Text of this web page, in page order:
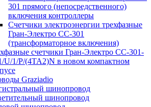
301 прямого (непосредственного)
включения контроллеры
Счетчики электроэнергии трехфазные
Гран-Электро CC-301
(трансформаторное включения)
счетчики Гран-Электро СС-301-
U/1/P/(4TA2)N в новом компактном
Graziadio
шинопровод
шинопровод